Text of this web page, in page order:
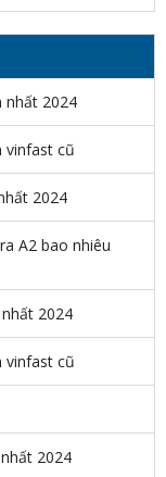
nhất 2024
vinfast cũ
2024
A2 bao nhiêu
2024
vinfast cũ
2024